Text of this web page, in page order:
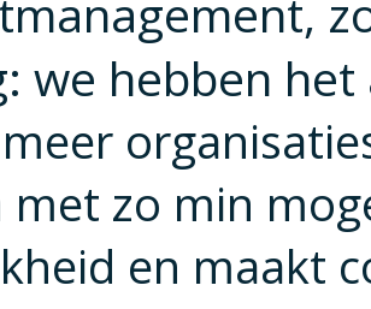
we hebben
zo min
en maakt